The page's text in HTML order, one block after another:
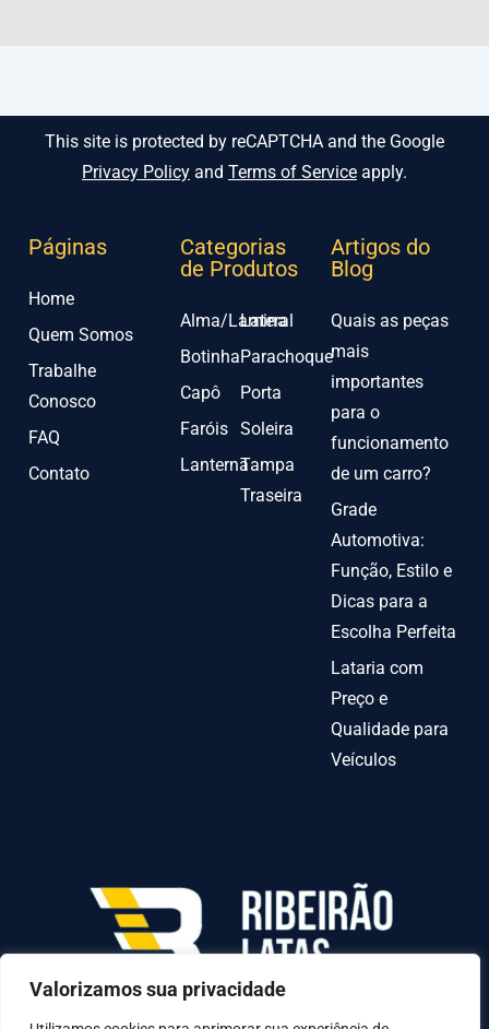
Valorizamos sua privacidade
This site is protected by reCAPTCHA and the Google
Privacy Policy and Terms of Service apply.
Páginas
Home
Quem Somos
Trabalhe
Conosco
FAQ
Contato
Categorias
de Produtos
Alma/Lamina
Botinha
Capô
Faróis
Lanterna
Lateral
Parachoque
Porta
Soleira
Tampa
Traseira
Artigos do
Blog
Quais as peças
mais
importantes
para o
funcionamento
de um carro?
Grade
Automotiva:
Função, Estilo e
Dicas para a
Escolha Perfeita
Lataria com
Preço e
Qualidade para
Veículos
AV INDEPENDENCIA º 6378 QUADRA70-C LOTE
31-A, Goiânia - GO, 74070-010